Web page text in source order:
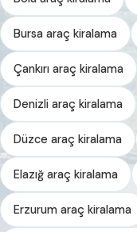
Bursa araç kiralama
Çankırı araç kiralama
Denizli araç kiralama
Düzce araç kiralama
Elazığ araç kiralama
Erzurum araç kiralama